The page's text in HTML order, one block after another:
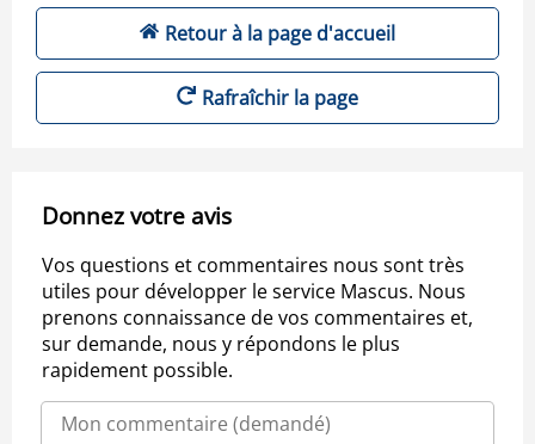
Retour à la page d'accueil
Rafraîchir la page
Donnez votre avis
Vos questions et commentaires nous sont très
utiles pour développer le service Mascus. Nous
prenons connaissance de vos commentaires et,
sur demande, nous y répondons le plus
rapidement possible.